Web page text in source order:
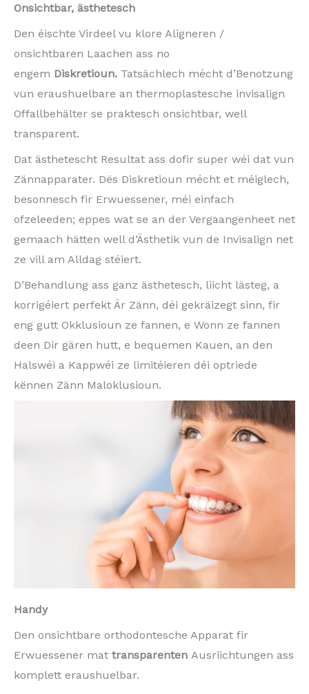
Onsichtbar, ästhetesch
Den éischte Virdeel vu klore Aligneren /
onsichtbaren Laachen ass no
engem Diskretioun. Tatsächlech mécht d’Benotzung
vun eraushuelbare an thermoplastesche invisalign
Offallbehälter se praktesch onsichtbar, well
transparent.
Dat ästhetescht Resultat ass dofir super wéi dat vun
Zännapparater. Dës Diskretioun mécht et méiglech,
besonnesch fir Erwuessener, méi einfach
ofzeleeden; eppes wat se an der Vergaangenheet net
gemaach hätten well d’Ästhetik vun de Invisalign net
ze vill am Alldag stéiert.
D’Behandlung ass ganz ästhetesch, liicht lästeg, a
korrigéiert perfekt Är Zänn, déi gekräizegt sinn, fir
eng gutt Okklusioun ze fannen, e Wonn ze fannen
deen Dir gären hutt, e bequemen Kauen, an den
Halswéi a Kappwéi ze limitéieren déi optriede
kënnen Zänn Maloklusioun.
Handy
Den onsichtbare orthodontesche Apparat fir
Erwuessener mat transparenten Ausriichtungen ass
komplett eraushuelbar.